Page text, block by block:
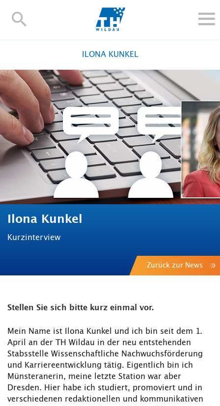
TH-
FORSCHUNG UND TRANSFER
ALUMNI
HOCHSCHULE
INTERNATIONAL
BESCHÄFTIGTE
Blogs Kontakt und Anfahrt Webmail Moodle
TH Online-Portal Personensuche English
ILONA KUNKEL
Ilona Kunkel
Kurzinterview
Zurück zur News
Stellen Sie sich bitte kurz einmal vor.
Mein Name ist Ilona Kunkel und ich bin seit dem 1.
April an der TH Wildau in der neu entstehenden
Stabsstelle Wissenschaftliche Nachwuchsförderung
und Karriereentwicklung tätig. Eigentlich bin ich
Münsteranerin, meine letzte Station war aber
Dresden. Hier habe ich studiert, promoviert und in
verschiedenen redaktionellen und kommunikativen